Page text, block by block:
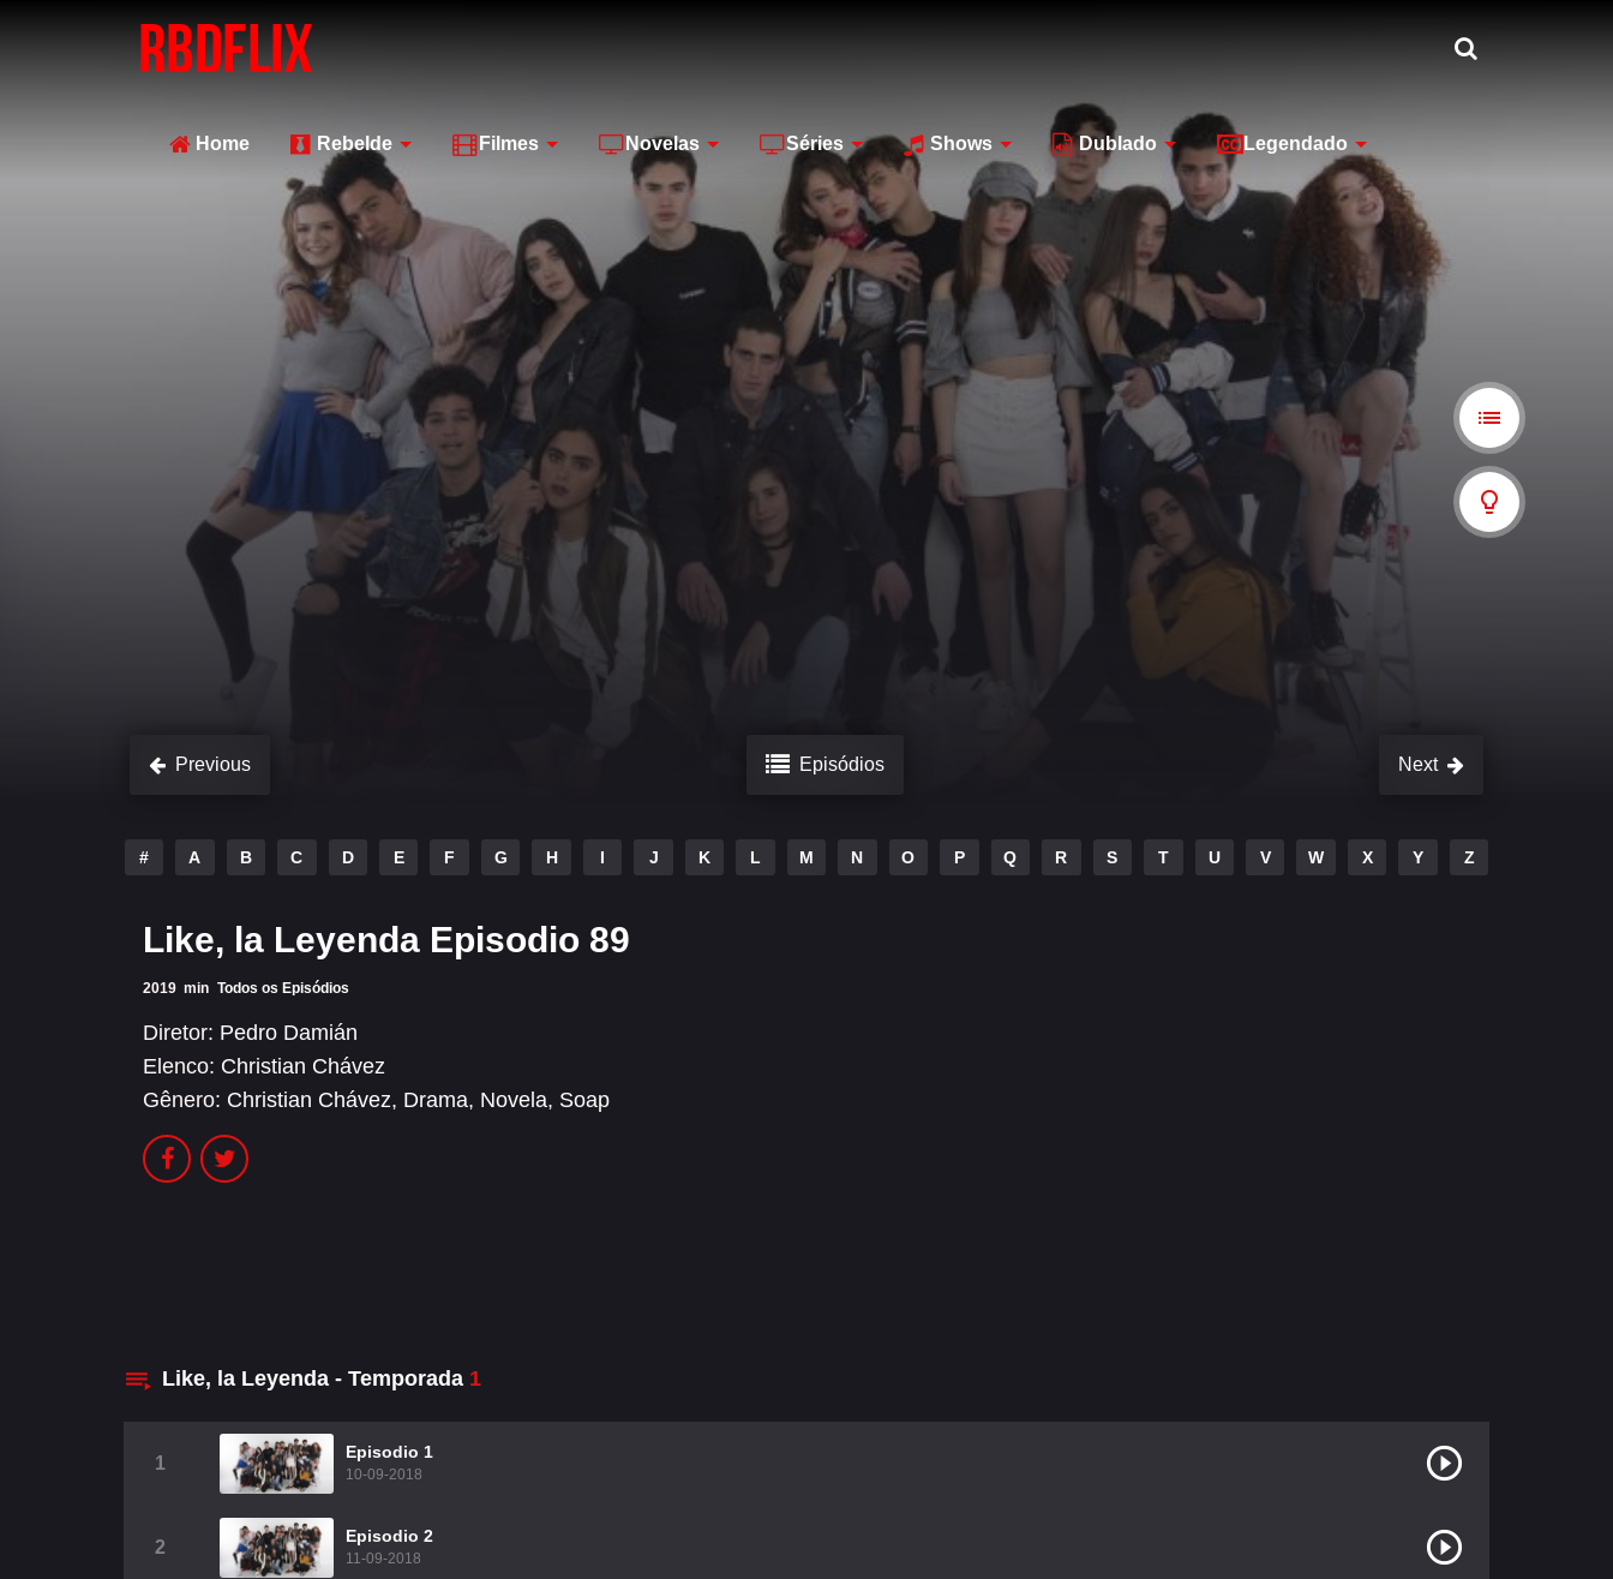
Home Rebelde Filmes Novelas Séries Shows Dublado Legendado
Previous Episódios Next
# A B C D E F G H I J K L M N O P Q R S T U V W X Y Z
Like, la Leyenda Episodio 89
2019 min Todos os Episódios
Diretor: Pedro Damián
Elenco: Christian Chávez
Gênero: Christian Chávez, Drama, Novela, Soap
Like, la Leyenda - Temporada 1
1
Episodio 1
10-09-2018
2
Episodio 2
11-09-2018